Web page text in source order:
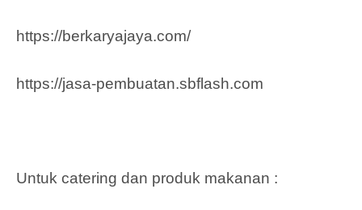
https://berkaryajaya.com/
https://jasa-pembuatan.sbflash.com
Untuk catering dan produk makanan :